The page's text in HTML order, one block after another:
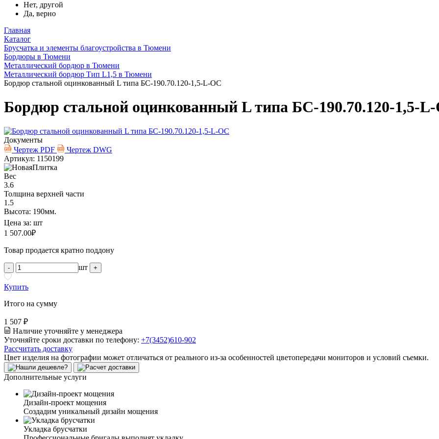
Нет, другой
Да, верно
Главная
Каталог
Брусчатка и элементы благоустройства в Тюмени
Бордюры в Тюмени
Металлический бордюр в Тюмени
Металлический бордюр Тип L1,5 в Тюмени
Бордюр стальной оцинкованный L типа БС-190.70.120-1,5-L-ОС
Бордюр стальной оцинкованный L типа БС-190.70.120-1,5-
Документы
Чертеж PDF
Чертеж DWG
Артикул: 1150199
Вес
3.6
Толщина верхней части
1.5
Высота: 190мм.
Цена за: шт
1 507.00₽
Товар продается кратно поддону
- шт +
Купить
Итого на сумму
1 507 ₽
Наличие уточняйте у менеджера
Уточняйте сроки доставки по телефону: +7(3452)610-902
Рассчитать доставку
Цвет изделия на фотографии может отличаться от реального из-за особенностей цветопередачи мониторов и условий съемки.
Дополнительные услуги
Дизайн-проект мощения
Создадим уникальный дизайн мощения
Укладка брусчатки